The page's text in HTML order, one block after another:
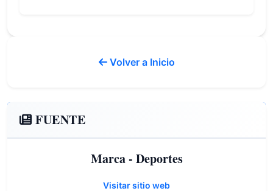
Volver a Inicio
FUENTE
Marca - Deportes
Visitar sitio web